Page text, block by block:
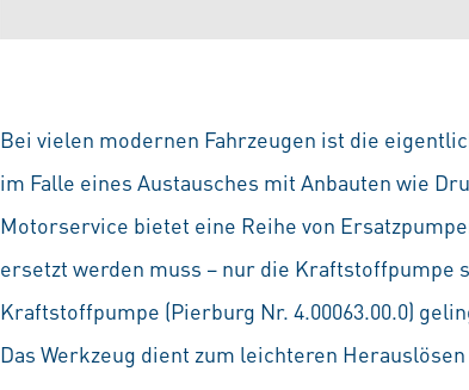
Bei vielen modernen Fahrzeugen ist die
im Falle eines Austausches mit Anbauten wie
Motorservice bietet eine Reihe von
ersetzt werden muss – nur die Kraftstoffpumpe
Kraftstoffpumpe (Pierburg Nr. 4.00063.00.0)
Das Werkzeug dient zum leichteren